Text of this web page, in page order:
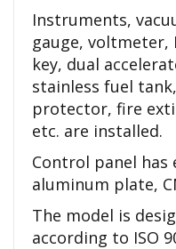
Instruments,
gauge, voltmeter,
key, dual
stainless fuel
protector, fire
etc. are installed.
Control panel
aluminum plate,
The model is
according to ISO